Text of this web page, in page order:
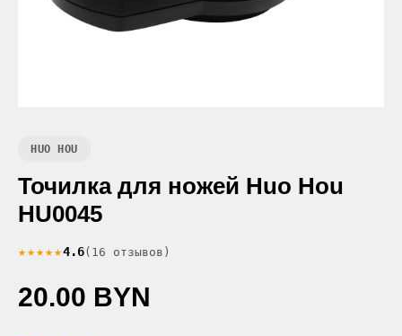
HUO HOU
Точилка для ножей Huo Hou
HU0045
★★★★★4.6(16 отзывов)
20.00 BYN